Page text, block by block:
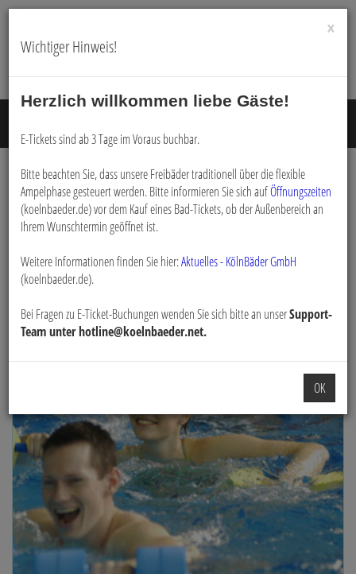
Buchen
×
Wichtiger Hinweis!
Herzlich willkommen liebe Gäste!
E-Tickets sind ab 3 Tage im Voraus buchbar.
Bitte beachten Sie, dass unsere Freibäder traditionell über die flexible
Ampelphase gesteuert werden. Bitte informieren Sie sich aufÖffnungszeiten
(koelnbaeder.de) vor dem Kauf eines Bad-Tickets, ob der Außenbereich an
Ihrem Wunschtermin geöffnet ist.
Weitere Informationen finden Sie hier:Aktuelles - KölnBäder GmbH
(koelnbaeder.de).
Bei Fragen zu E-Ticket-Buchungen wenden Sie sich bitte an unserSupport-
Team unter hotline@koelnbaeder.net.
OK